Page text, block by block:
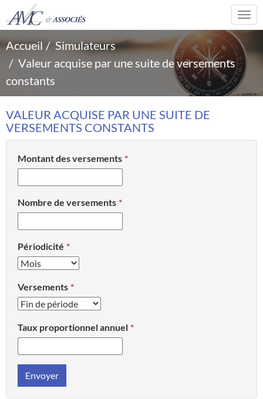
Accueil
Simulateurs
Valeur acquise par une suite de versements
constants
VALEUR ACQUISE PAR UNE SUITE DE
VERSEMENTS CONSTANTS
Montant des versements
Nombre de versements
Périodicité
Versements
Taux proportionnel annuel
Envoyer